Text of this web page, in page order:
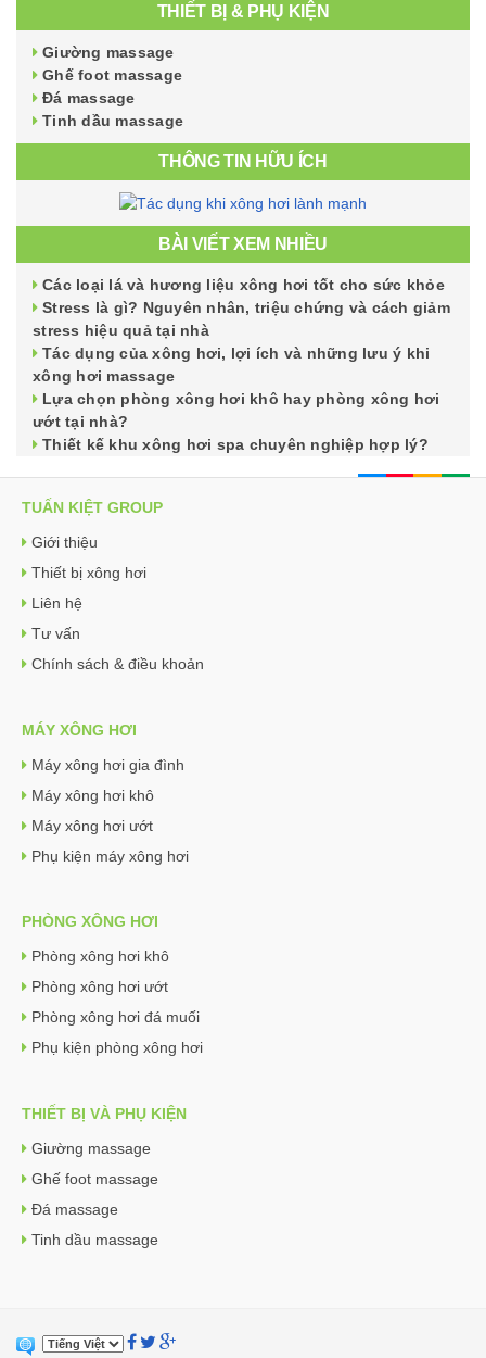
THIẾT BỊ & PHỤ KIỆN
Giường massage
Ghế foot massage
Đá massage
Tinh dầu massage
THÔNG TIN HỮU ÍCH
BÀI VIẾT XEM NHIỀU
Các loại lá và hương liệu xông hơi tốt cho sức khỏe
Stress là gì? Nguyên nhân, triệu chứng và cách giảm
stress hiệu quả tại nhà
Tác dụng của xông hơi, lợi ích và những lưu ý khi
xông hơi massage
Lựa chọn phòng xông hơi khô hay phòng xông hơi
ướt tại nhà?
Thiết kế khu xông hơi spa chuyên nghiệp hợp lý?
TUẤN KIỆT GROUP
Giới thiệu
Thiết bị xông hơi
Liên hệ
Tư vấn
Chính sách & điều khoản
MÁY XÔNG HƠI
Máy xông hơi gia đình
Máy xông hơi khô
Máy xông hơi ướt
Phụ kiện máy xông hơi
PHÒNG XÔNG HƠI
Phòng xông hơi khô
Phòng xông hơi ướt
Phòng xông hơi đá muối
Phụ kiện phòng xông hơi
THIẾT BỊ VÀ PHỤ KIỆN
Giường massage
Ghế foot massage
Đá massage
Tinh dầu massage